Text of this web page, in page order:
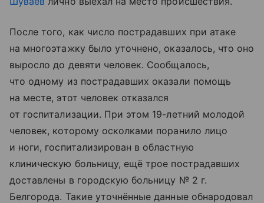
После того, как число пострадавших при атаке
на многоэтажку было уточнено, оказалось, что оно
выросло до девяти человек. Сообщалось,
что одному из пострадавших оказали помощь
на месте, этот человек отказался
от госпитализации. При этом 19-летний молодой
человек, которому осколками поранило лицо
и ноги, госпитализирован в областную
клиническую больницу, ещё трое пострадавших
доставлены в городскую больницу № 2 г.
Белгорода. Такие уточнённые данные обнародовал